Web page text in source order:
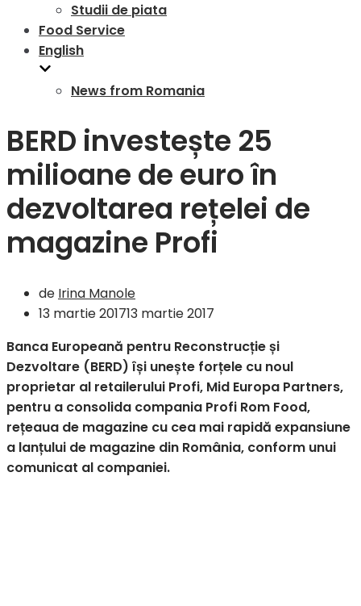
Studii de piata
Food Service
English
News from Romania
BERD investește 25
milioane de euro în
dezvoltarea rețelei de
magazine Profi
de Irina Manole
13 martie 201713 martie 2017
Banca Europeană pentru Reconstrucție și
Dezvoltare (BERD) își unește forțele cu noul
proprietar al retailerului Profi, Mid Europa Partners,
pentru a consolida compania Profi Rom Food,
rețeaua de magazine cu cea mai rapidă expansiune
a lanțului de magazine din România, conform unui
comunicat al companiei.